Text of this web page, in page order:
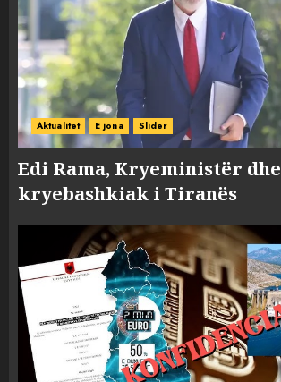
Aktualitet E jona Slider
Edi Rama, Kryeministër dhe
kryebashkiak i Tiranës